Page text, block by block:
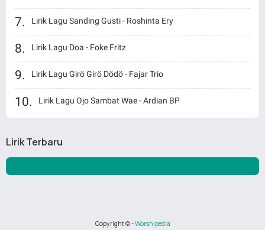
Lirik Lagu Sanding Gusti - Roshinta Ery
Lirik Lagu Doa - Foke Fritz
Lirik Lagu Girö Girö Dödö - Fajar Trio
Lirik Lagu Ojo Sambat Wae - Ardian BP
Lirik Terbaru
Copyright ©-Worshipedia